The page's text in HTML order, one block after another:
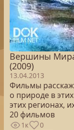
Вершины
(2009)
13.04.2013
Фильмы
о природе в
этих регионах,
20 фильмов
1к 0